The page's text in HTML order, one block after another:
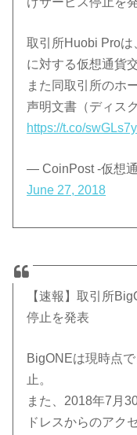
取引所Huobi Pro
に対する仮想通貨
また同取引所のホ
声明文書（ディス
https://t.co/
— CoinPost -仮想
June 27, 2018
【速報】取引所
停止を発表
BigONEは現時点
止。
また、2018年7月
ドレスからのアク